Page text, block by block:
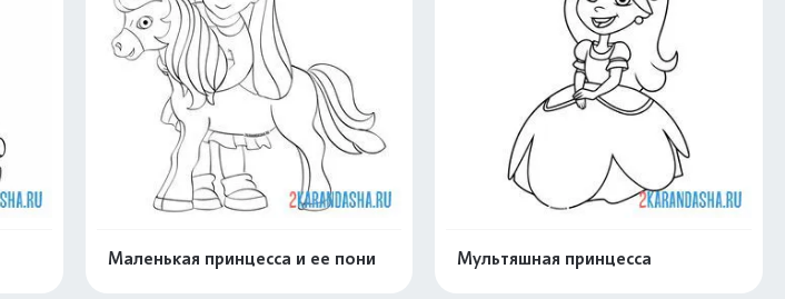
Маленькая принцесса и ее пони Мультяшная принцесса